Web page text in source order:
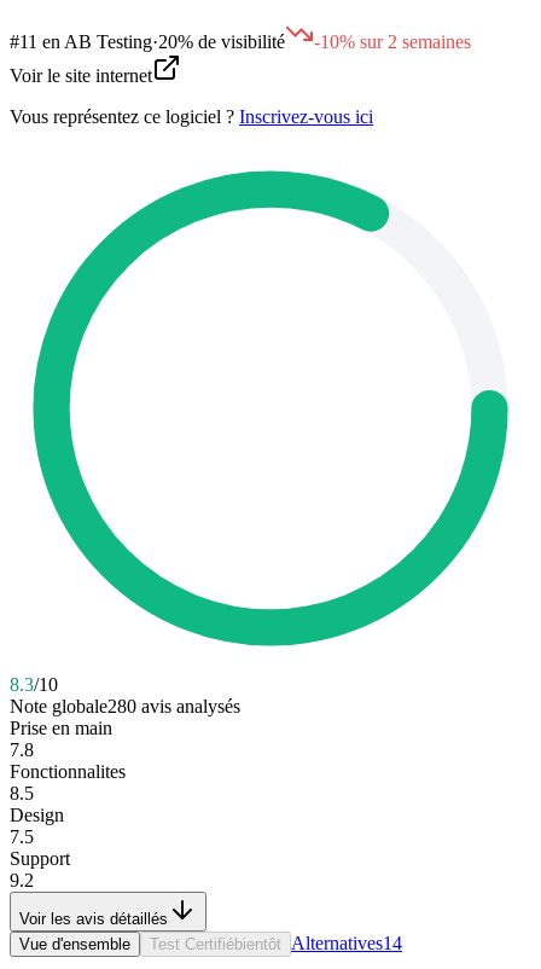
#11 en AB Testing·20% de visibilité
-10% sur 2 semaines
Voir le site internet
Vous représentez ce logiciel ? Inscrivez-vous ici
8.3/10
Note globale280 avis analysés
Prise en main
7.8
Fonctionnalites
8.5
Design
7.5
Support
9.2
Voir les avis détaillés
Vue d'ensemble
Test Certifiébientôt Alternatives14